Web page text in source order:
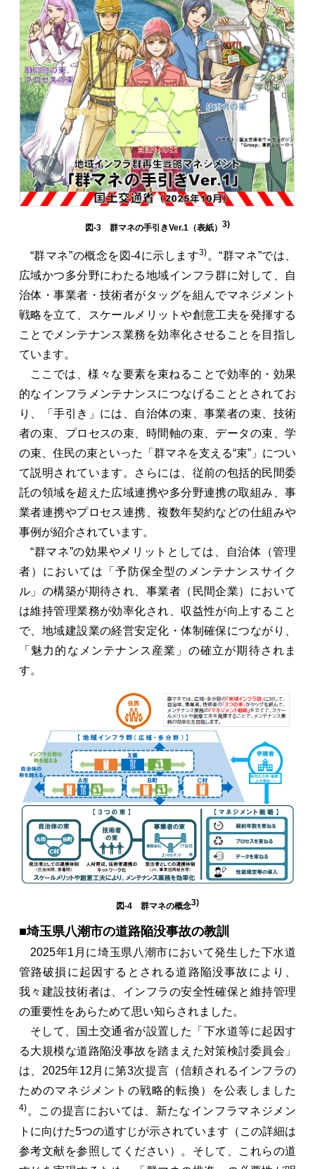
図-3 群マネの手引きVer.1（表紙） 3)
“群マネ”の概念を図-4に示します3) 。“群マネ”では、
広域かつ多分野にわたる地域インフラ群に対して、自
治体・事業者・技術者がタッグを組んでマネジメント
戦略を立て、スケールメリットや創意工夫を発揮する
ことでメンテナンス業務を効率化させることを目指し
ています。
ここでは、様々な要素を束ねることで効率的・効果
的なインフラメンテナンスにつなげることとされてお
り、「手引き」には、自治体の束、事業者の束、技術
者の束、プロセスの束、時間軸の束、データの束、学
の束、住民の束といった「群マネを支える“束”」につい
て説明されています。さらには、従前の包括的民間委
託の領域を超えた広域連携や多分野連携の取組み、事
業者連携やプロセス連携、複数年契約などの仕組みや
事例が紹介されています。
“群マネ”の効果やメリットとしては、自治体（管理
者）においては「予防保全型のメンテナンスサイク
ル」の構築が期待され、事業者（民間企業）において
は維持管理業務が効率化され、収益性が向上すること
で、地域建設業の経営安定化・体制確保につながり、
「魅力的なメンテナンス産業」の確立が期待されま
す。
図-4 群マネの概念3)
■埼玉県八潮市の道路陥没事故の教訓
2025年1月に埼玉県八潮市において発生した下水道
管路破損に起因するとされる道路陥没事故により、
我々建設技術者は、インフラの安全性確保と維持管理
の重要性をあらためて思い知らされました。
そして、国土交通省が設置した「下水道等に起因す
る大規模な道路陥没事故を踏まえた対策検討委員会」
は、2025年12月に第3次提言（信頼されるインフラの
ためのマネジメントの戦略的転換）を公表しました
4)。この提言においては、新たなインフラマネジメン
トに向けた5つの道すじが示されています（この詳細は
参考文献を参照してください）。そして、これらの道